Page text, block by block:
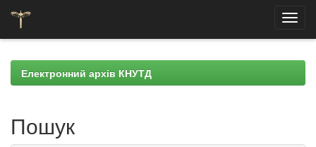
navigationЕлектронний архів КНУТД
Пошук